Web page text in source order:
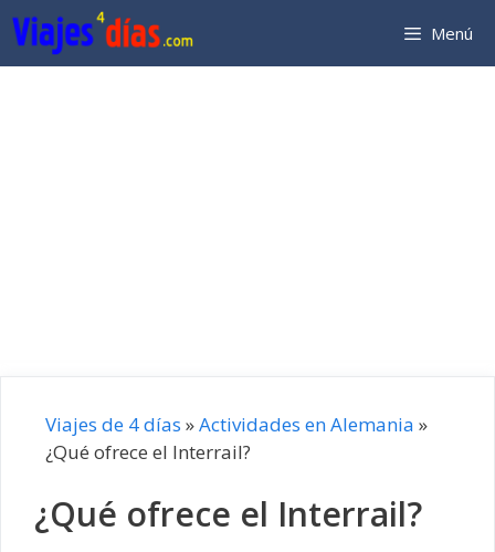
Saltar
al
contenido
Menú
Viajes de 4 días »Actividades en Alemania »
¿Qué ofrece el Interrail?
¿Qué ofrece el Interrail?